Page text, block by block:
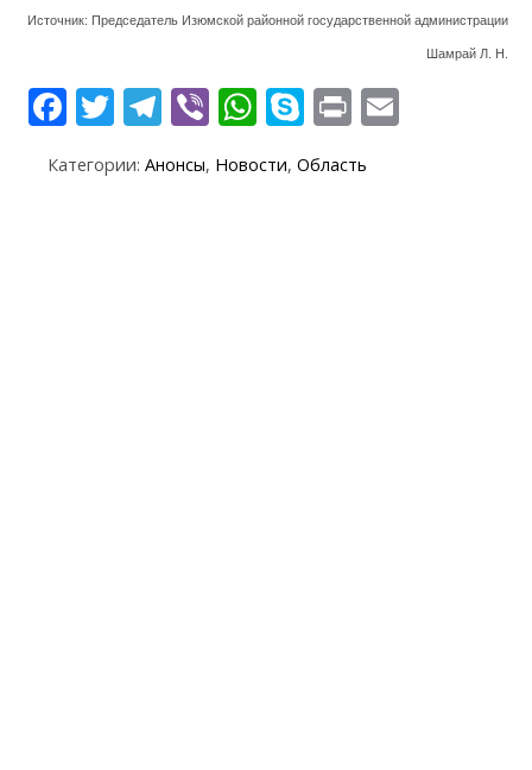
Источник: Председатель Изюмской районной государственной администрации
Шамрай Л. Н.
F
e
T
itt
T
e
Vi
er
W
at
S
k
y
Pr
t
Категории: Анонсы, Новости, Область